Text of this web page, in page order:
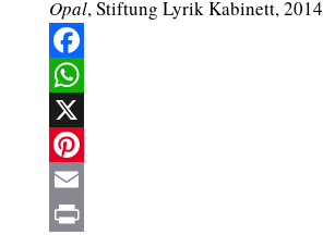
Opal, Stiftung Lyrik Kabinett, 2014
Facebook
WhatsApp
X
Pinterest
Email